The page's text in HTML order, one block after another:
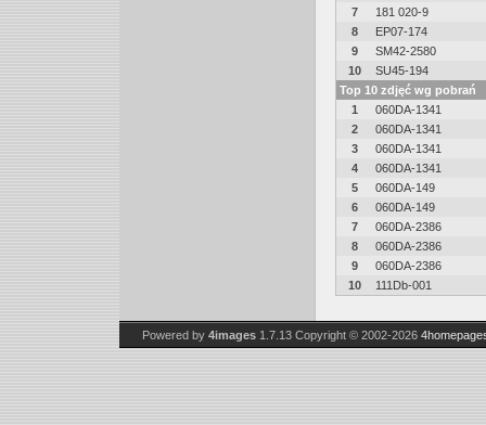
7
181 020-9
8
EP07-174
9
SM42-2580
10
SU45-194
Top 10 zdjęć wg pobrań
1
060DA-1341
2
060DA-1341
3
060DA-1341
4
060DA-1341
5
060DA-149
6
060DA-149
7
060DA-2386
8
060DA-2386
9
060DA-2386
10
111Db-001
Powered by 4images 1.7.13 Copyright © 2002-2026